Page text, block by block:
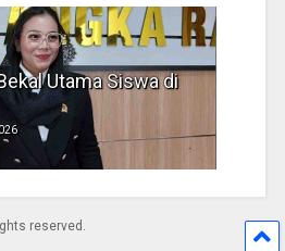
Utama Siswa di
reserved.